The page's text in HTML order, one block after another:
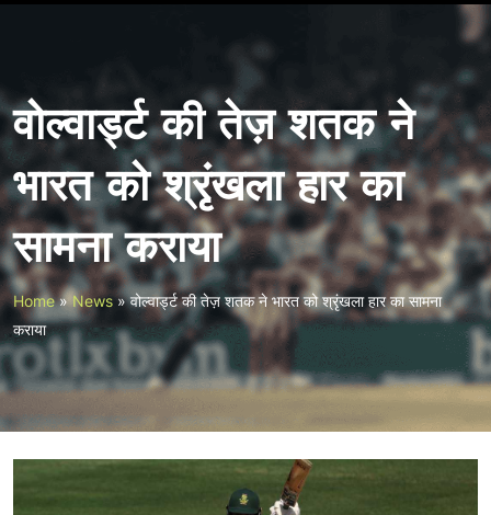
वोल्वार्ड्ट की तेज़ शतक ने
भारत को श्रृंखला हार का
सामना कराया
Home»News»वोल्वार्ड्ट की तेज़ शतक ने भारत को श्रृंखला हार का सामना
कराया